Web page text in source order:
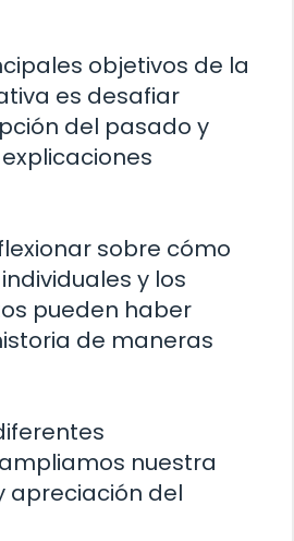
objetivos de la
es desafiar
del pasado y
sobre cómo
y los
pueden haber
de maneras
nuestra
apreciación del